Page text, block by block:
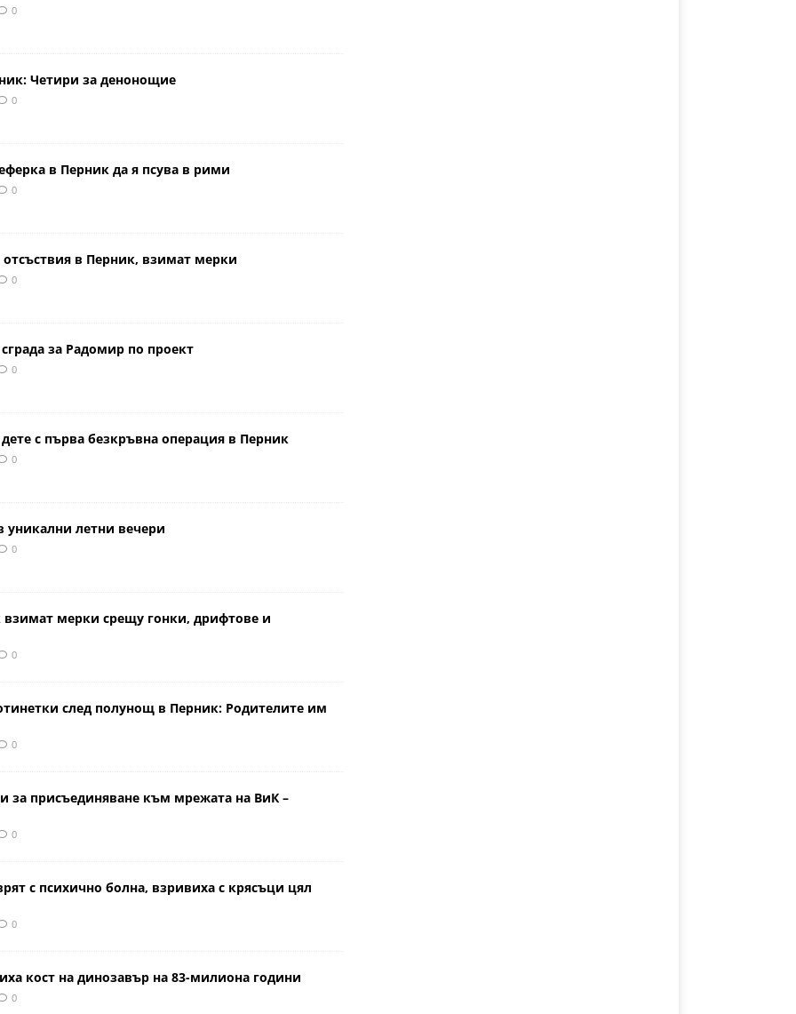
0
Четири за денонощие
0
в Перник да я псува в рими
0
в Перник, взимат мерки
0
за Радомир по проект
0
с първа безкръвна операция в Перник
0
летни вечери
0
мерки срещу гонки, дрифтове и
0
след полунощ в Перник: Родителите им
0
за присъединяване към мрежата на ВиК –
0
с психично болна, взривиха с крясъци цял
0
кост на динозавър на 83-милиона години
0